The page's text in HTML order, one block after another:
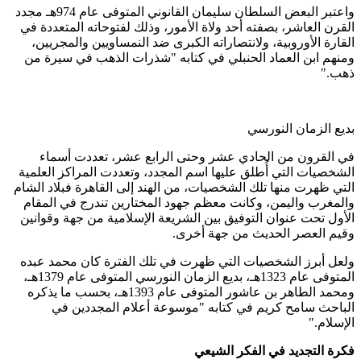
واعتبر البعض السلطان سليمان القانوني المتوفى عام 974هـ مجدد
القرن العاشر، بصفته أحد ولاة الأمور، وذلك لفتوحاته المتعددة في
القارة الأوروبية، ولانتصاراته الكبرى ضد النمساويين والمجريين،
ومنهم ابن العماد الحنبلي في كتابه "شذرات الذهب في سيرة من
ذهب".
بديع الزمان النورسي
في القرون من الحادي عشر وحتى الرابع عشر، تعددت أسماء
الشخصيات التي أُطلق عليها اسم المجدد، وتعددت المراكز العلمية
التي ظهرت منها تلك الشخصيات، من الهند إلى القاهرة فبلاد الشام
والمغرب واليمن، وكانت معظم جهود المختارين تندرج في المقام
الأول تحت عنوان التوفيق بين الشريعة الإسلامية من جهة وقوانين
وقيم العصر الحديث من جهة أخرى.
ولعل أبرز الشخصيات التي ظهرت في تلك الفترة كان محمد عبده
المتوفى عام 1323هـ، بديع الزمان النورسي المتوفى عام 1379هـ،
ومحمد الطاهر بن عاشور المتوفى عام 1393هـ، بحسب ما يذكره
الباحث سامح كريم في كتابه "موسوعة أعلام المجددين في
الإسلام".
فكرة التجديد في الفكر الشيعي